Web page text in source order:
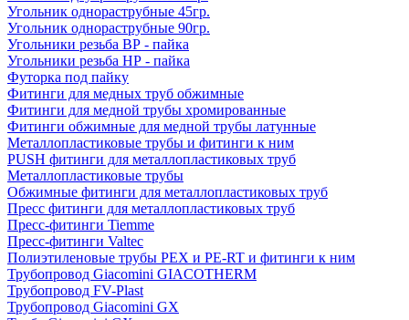
Угольник однораструбные 45гр.
Угольник однораструбные 90гр.
Угольники резьба ВР - пайка
Угольники резьба НР - пайка
Футорка под пайку
Фитинги для медных труб обжимные
Фитинги для медной трубы хромированные
Фитинги обжимные для медной трубы латунные
Металлопластиковые трубы и фитинги к ним
PUSH фитинги для металлопластиковых труб
Металлопластиковые трубы
Обжимные фитинги для металлопластиковых труб
Пресс фитинги для металлопластиковых труб
Пресс-фитинги Tiemme
Пресс-фитинги Valtec
Полиэтиленовые трубы PEX и PE-RT и фитинги к ним
Трубопровод Giacomini GIACOTHERM
Трубопровод FV-Plast
Трубопровод Giacomini GX